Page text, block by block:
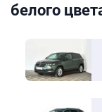
белого